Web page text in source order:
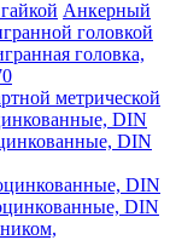
Анкерный
головкой
головка,
метрической
DIN
DIN
DIN
DIN